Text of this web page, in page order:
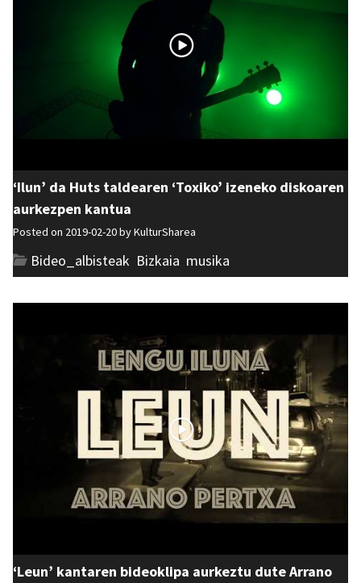
‘Ilun’ da Huts taldearen ‘Toxiko’ izeneko diskoaren
aurkezpen kantua
Posted on 2019-02-20 byKulturSharea
Bideo_albisteak Bizkaia musika
‘Leun’ kantaren bideoklipa aurkeztu dute Arrano